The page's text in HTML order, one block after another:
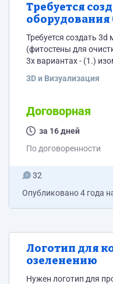
Требуется
Требуется создать
(фитостены для
3х вариантах - (1.)
32"ТВ, (2.) без декора
воздуховоды, вода и
жалюзи из мха,
Фитостена это шкаф
подсвечивается
3D и Визуализация
Договорная
за 16 дней
По договоренности
32
Опубликовано4 года
Логотип для
озеленению
Нужен логотип для производства Вертикального